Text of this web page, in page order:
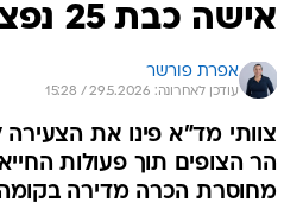
אישה כבת 25 נפצעה אנושות
אפרת פורשר
עודכן לאחרונה: 29.5.2026 / 15:28
צוותי מד"א פינו את
הר הצופים תוך פעולות
מחוסרת הכרה מדירה בקומה